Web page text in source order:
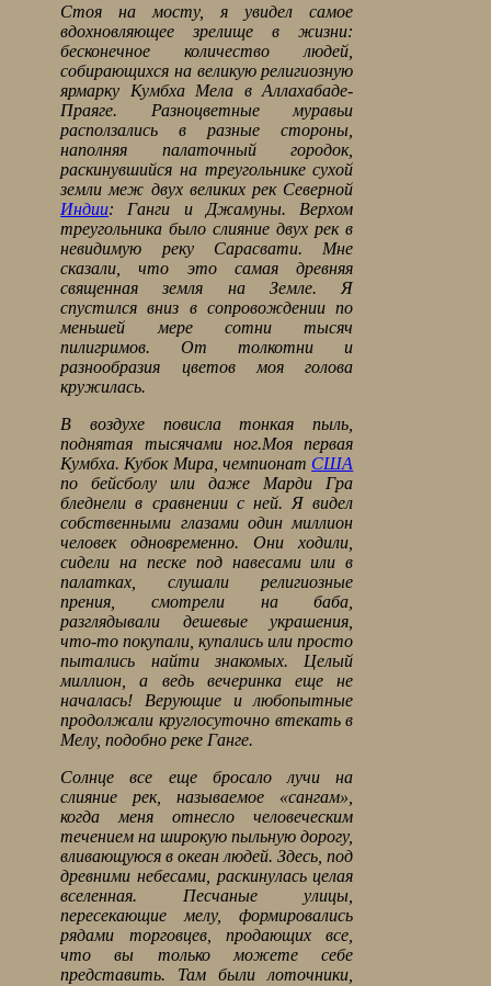
Стоя на мосту, я увидел самое
вдохновляющее зрелище в жизни:
бесконечное количество людей,
собирающихся на великую религиозную
ярмарку Кумбха Мела в Аллахабаде-
Праяге. Разноцветные муравьи
расползались в разные стороны,
наполняя палаточный городок,
раскинувшийся на треугольнике сухой
земли меж двух великих рек Северной
Индии: Ганги и Джамуны. Верхом
треугольника было слияние двух рек в
невидимую реку Сарасвати. Мне
сказали, что это самая древняя
священная земля на Земле. Я
спустился вниз в сопровождении по
меньшей мере сотни тысяч
пилигримов. От толкотни и
разнообразия цветов моя голова
кружилась.
В воздухе повисла тонкая пыль,
поднятая тысячами ног.Моя первая
Кумбха. Кубок Мира, чемпионат США
по бейсболу или даже Марди Гра
бледнели в сравнении с ней. Я видел
собственными глазами один миллион
человек одновременно. Они ходили,
сидели на песке под навесами или в
палатках, слушали религиозные
прения, смотрели на баба,
разглядывали дешевые украшения,
что-то покупали, купались или просто
пытались найти знакомых. Целый
миллион, а ведь вечеринка еще не
началась! Верующие и любопытные
продолжали круглосуточно втекать в
Мелу, подобно реке Ганге.
Солнце все еще бросало лучи на
слияние рек, называемое «сангам»,
когда меня отнесло человеческим
течением на широкую пыльную дорогу,
вливающуюся в океан людей. Здесь, под
древними небесами, раскинулась целая
вселенная. Песчаные улицы,
пересекающие мелу, формировались
рядами торговцев, продающих все,
что вы только можете себе
представить. Там были лоточники,